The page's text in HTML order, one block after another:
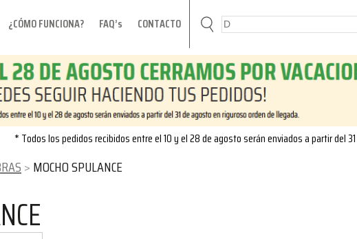
¿CÓMO FUNCIONA? FAQ’s CONTACTO
* Todos los pedidos recibidos entre el 10 y el 28 de agosto serán enviados a partir del
MOCHO SPULANCE